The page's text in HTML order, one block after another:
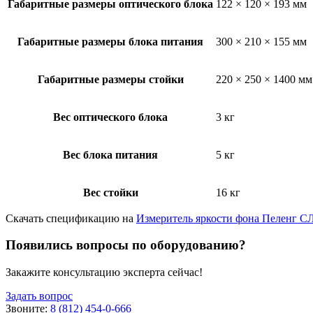
Габаритные размеры оптического блока 122 × 120 × 193 мм
Габаритные размеры блока питания 300 × 210 × 155 мм
Габаритные размеры стойки 220 × 250 × 1400 мм
Вес оптического блока 3 кг
Вес блока питания 5 кг
Вес стойки 16 кг
Скачать спецификацию на Измеритель яркости фона Пеленг
Появились вопросы по оборудованию?
Закажите консультацию эксперта сейчас!
Задать вопрос
Звоните: 8 (812) 454-0-666